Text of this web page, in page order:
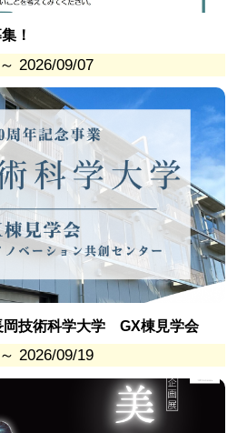
！
2026/09/07
技術科学大学 GX棟見学会
2026/09/19